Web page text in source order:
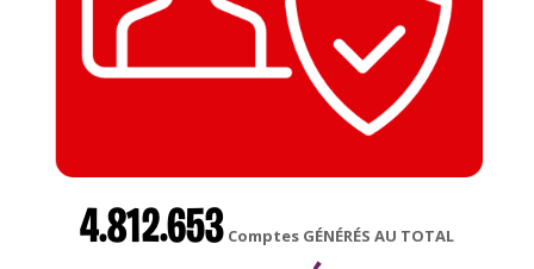
4.812.653 Comptes GÉNÉRÉS AU TOTAL